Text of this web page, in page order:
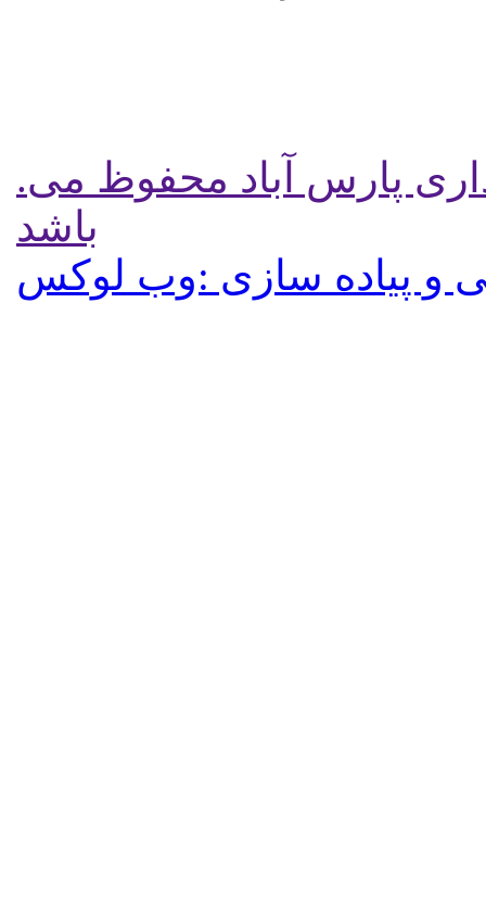
.تمامی حقوق برای پایگاه شهرداری پارس آباد محفوظ می
باشد
و پیاده سازی :وب لوکس